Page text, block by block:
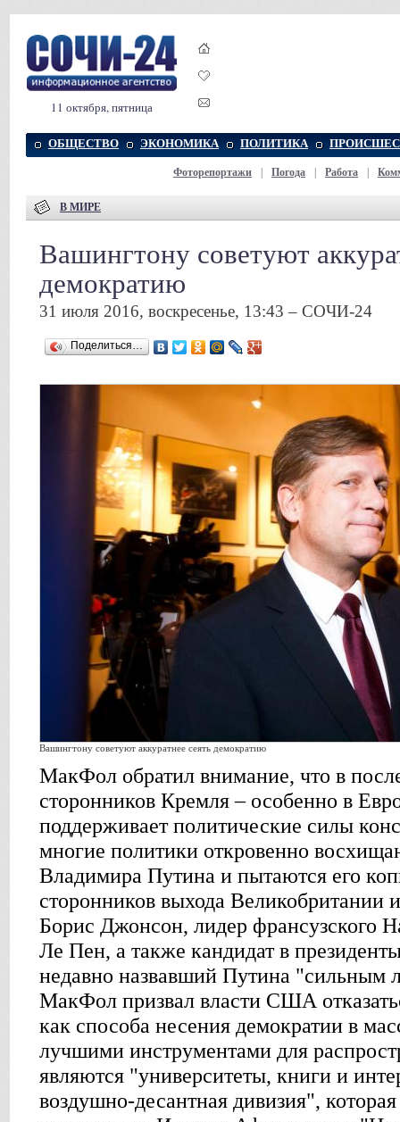
11 октября, пятница
ОБЩЕСТВО ЭКОНОМИКА ПОЛИТИКА
Фоторепортажи Погода Работа
В МИРЕ
Вашингтону советуют
демократию
31 июля 2016, воскресенье, 13:43 – СОЧИ-24
Поделиться…
Вашингтону советуют аккуратнее сеять демократию
МакФол обратил внимание, что в
сторонников Кремля – особенно в
поддерживает политические силы
многие политики откровенно
Владимира Путина и пытаются его
сторонников выхода
Борис Джонсон, лидер франсузского
Ле Пен, а также кандидат в
недавно назвавший Путина "сильным
МакФол призвал власти США
как способа несения демократии в
лучшими инструментами для
являются "университеты, книги и
воздушно-десантная дивизия",